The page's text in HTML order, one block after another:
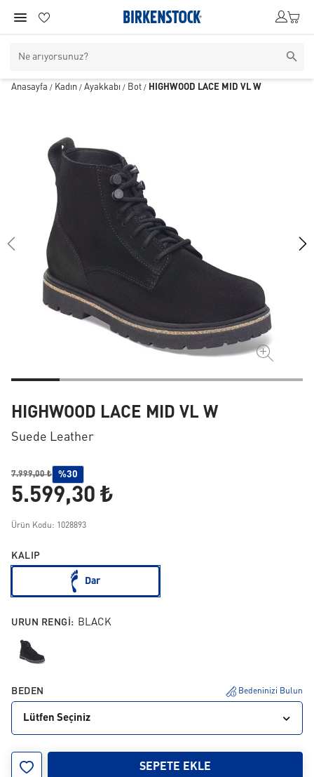
Anasayfa / Kadın / Ayakkabı / Bot / HIGHWOOD LACE MID VL W
HIGHWOOD LACE MID VL W
Suede Leather
7.999,00 ₺ %30
5.599,30 ₺
Ürün Kodu: 1028893
KALIP
Dar
URUN RENGI: BLACK
BEDEN Bedeninizi Bulun
Lütfen Seçiniz
SEPETE EKLE